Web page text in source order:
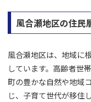
風合瀬地区の住民
風合瀬地区は、地域に
しています。高齢者世
町の豊かな自然や地域
じ、子育て世代が移住